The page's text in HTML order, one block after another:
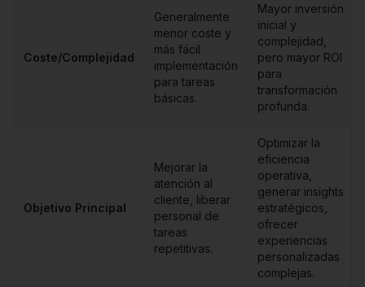
Coste/Complejidad
Generalmente
menor coste y
más fácil
implementación
para tareas
básicas.
Mayor inversión
inicial y
complejidad,
pero mayor ROI
para
transformación
profunda.
Objetivo Principal
Mejorar la
atención al
cliente, liberar
personal de
tareas
repetitivas.
Optimizar la
eficiencia
operativa,
generar insights
estratégicos,
ofrecer
experiencias
personalizadas
complejas.